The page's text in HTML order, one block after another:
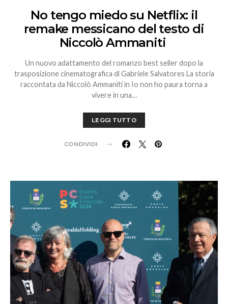
No tengo miedo su Netflix: il
remake messicano del testo di
Niccolò Ammaniti
Un nuovo adattamento del romanzo best seller dopo la
trasposizione cinematografica di Gabriele Salvatores La storia
raccontata da Niccolò Ammaniti in Io non ho paura torna a
vivere in una…
LEGGI TUTTO
CONDIVIDI